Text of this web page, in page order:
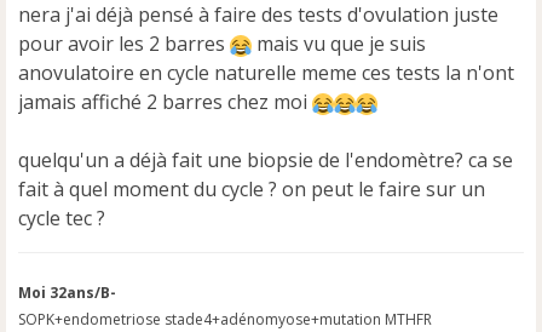
a
g
e
n
o
l
u
nera j'ai déjà pensé à faire des tests d'ovulation juste
pour avoir les 2 barres
mais vu que je suis
anovulatoire en cycle naturelle meme ces tests la n'ont
jamais affiché 2 barres chez moi
quelqu'un a déjà fait une biopsie de l'endomètre? ca se
fait à quel moment du cycle ? on peut le faire sur un
cycle tec ?
Moi 32ans/B-
SOPK+endometriose stade4+adénomyose+mutation MTHFR